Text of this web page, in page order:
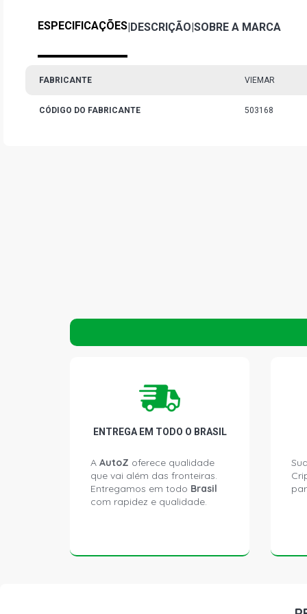
ESPECIFICAÇÕES|DESCRIÇÃO|SOBRE A MARCA
FABRICANTE VIEMAR
CÓDIGO DO FABRICANTE 503168
ENTREGA EM TODO O BRASIL
A AutoZ oferece qualidade
que vai além das fronteiras.
Entregamos em todo Brasil
com rapidez e qualidade.